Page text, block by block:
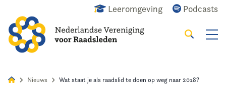
Leeromgeving Podcasts
Zoeken
Nieuws Wat staat je als raadslid te doen op weg naar 2018?